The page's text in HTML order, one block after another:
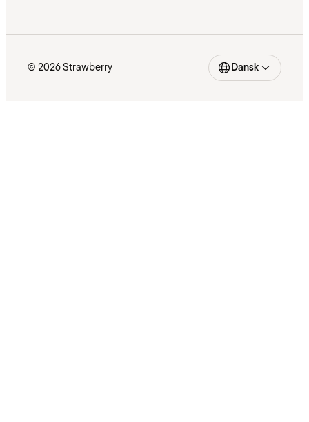
© 2026 Strawberry Dansk